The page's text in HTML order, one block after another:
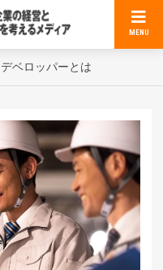
MENU
デベロッパーとは